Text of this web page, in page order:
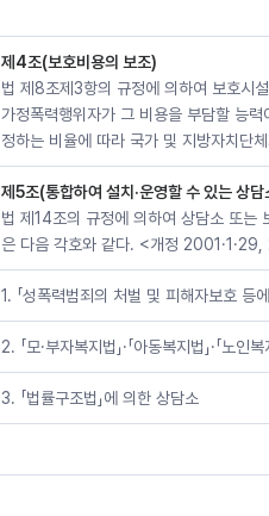
제4조(보호비용의 보조)
법 제8조제3항의 규정에 의하여 보호시
가정폭력행위자가 그 비용을 부담할 능력
정하는 비율에 따라 국가 및 지방자치
제5조(통합하여 설치·운영할 수 있는 상
법 제14조의 규정에 의하여 상담소 또는
은 다음 각호와 같다. <개정
1. 「성폭력범죄의 처벌 및 피해자보호 등
2. 「모·부자복지법」·「아동복지법」·「노
3. 「법률구조법」에 의한 상담소